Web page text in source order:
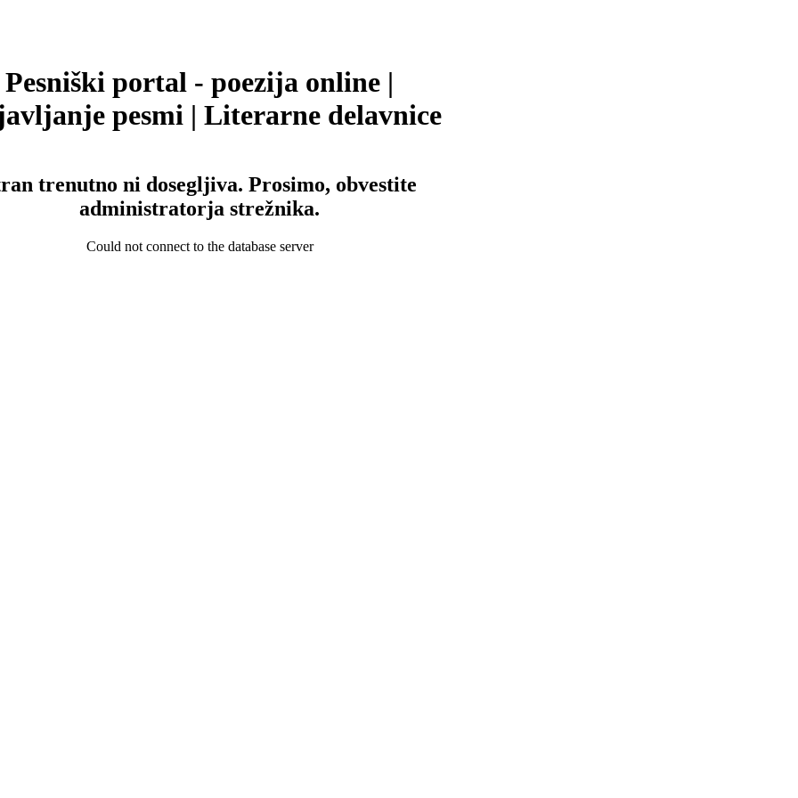
Pesniški portal - poezija online |
pesmi | Literarne delavnice
trenutno ni dosegljiva. Prosimo, obvestite
administratorja strežnika.
Could not connect to the database server